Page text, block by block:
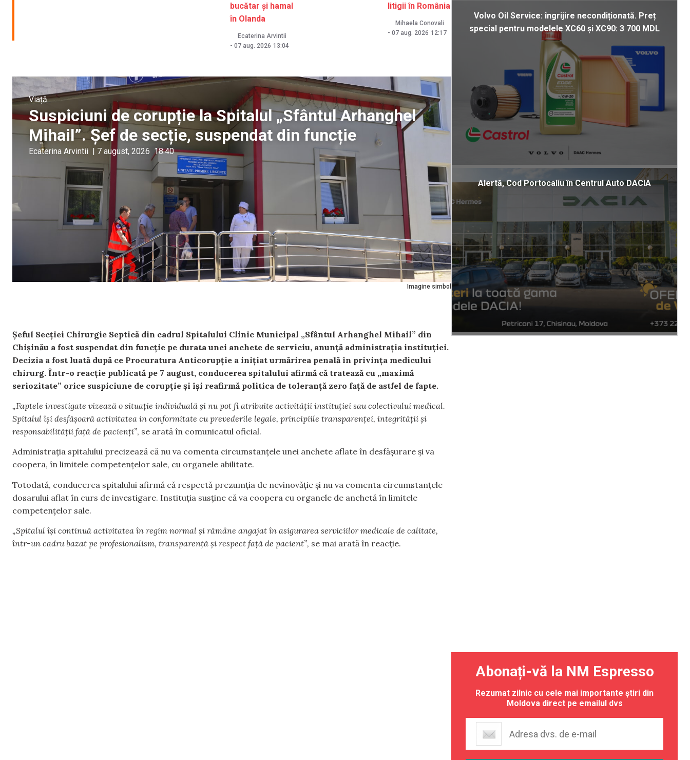
bucătar și hamal
în Olanda
Ecaterina Arvintii
- 07 aug. 2026 13:04
litigii în România
Mihaela Conovali
- 07 aug. 2026 12:17
Imagine simbol
Viață
Suspiciuni de corupție la Spitalul „Sfântul Arhanghel
Mihail”. Șef de secție, suspendat din funcție
Ecaterina Arvintii | 7 august, 2026 18:40
Șeful Secției Chirurgie Septică din cadrul Spitalului Clinic Municipal „Sfântul Arhanghel Mihail” din
Chișinău a fost suspendat din funcție pe durata unei anchete de serviciu, anunță administrația instituției.
Decizia a fost luată după ce Procuratura Anticorupție a inițiat urmărirea penală în privința medicului
chirurg. Într-o reacție publicată pe 7 august, conducerea spitalului afirmă că tratează cu „maximă
seriozitate” orice suspiciune de corupție și își reafirmă politica de toleranță zero față de astfel de fapte.
„Faptele investigate vizează o situație individuală și nu pot fi atribuite activității instituției sau colectivului medical.
Spitalul își desfășoară activitatea in conformitate cu prevederile legale, principiile transparenței, integrității și
responsabilității față de pacienți”, se arată în comunicatul oficial.
Administrația spitalului precizează că nu va comenta circumstanțele unei anchete aflate în desfășurare și va
coopera, în limitele competențelor sale, cu organele abilitate.
Totodată, conducerea spitalului afirmă că respectă prezumția de nevinovăție și nu va comenta circumstanțele
dosarului aflat în curs de investigare. Instituția susține că va coopera cu organele de anchetă în limitele
competențelor sale.
„Spitalul își continuă activitatea în regim normal și rămâne angajat în asigurarea serviciilor medicale de calitate,
într-un cadru bazat pe profesionalism, transparență și respect față de pacient”, se mai arată în reacție.
Volvo Oil Service: îngrijire necondiționată. Preț
special pentru modelele XC60 și XC90: 3 700 MDL
Alertă, Cod Portocaliu în Centrul Auto DACIA
Abonați-vă la NM Espresso
Rezumat zilnic cu cele mai importante știri din
Moldova direct pe emailul dvs